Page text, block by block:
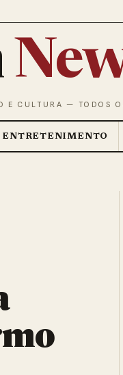
E CULTURA — TODOS
ENTRETENIMENTO